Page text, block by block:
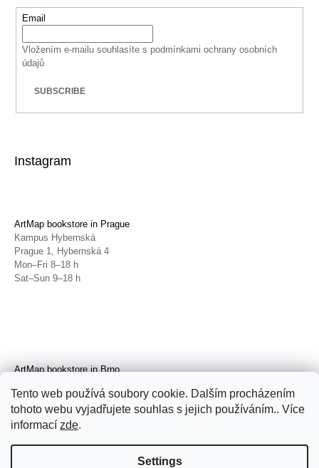
Tento web používá soubory cookie. Dalším procházením
tohoto webu vyjadřujete souhlas s jejich používáním.. Více
informací zde.
Settings
Email
Vložením e-mailu souhlasíte s podmínkami ochrany osobních
údajů
SUBSCRIBE
Instagram
ArtMap bookstore in Prague
Kampus Hybernská
Prague 1, Hybernská 4
Mon–Fri 8–18 h
Sat–Sun 9–18 h
ArtMap bookstore in Brno
Brno, Radnická 4
Tue–Fri 11–19 h
Sat 14–19 h